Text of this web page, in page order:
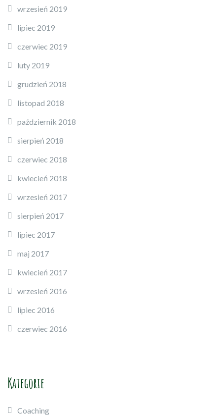
wrzesień 2019
lipiec 2019
czerwiec 2019
luty 2019
grudzień 2018
listopad 2018
październik 2018
sierpień 2018
czerwiec 2018
kwiecień 2018
wrzesień 2017
sierpień 2017
lipiec 2017
maj 2017
kwiecień 2017
wrzesień 2016
lipiec 2016
czerwiec 2016
Kategorie
Coaching